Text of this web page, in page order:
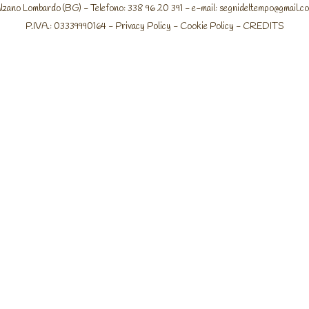
Lombardo (BG) - Telefono: 338 96 20 391 - e-mail:
P.IVA.: 03339990164 - Privacy Policy - Cookie Policy - CREDITS